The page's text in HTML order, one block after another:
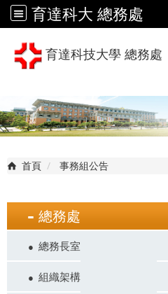
育達科大 總務處
育達科技大學 總務處
首頁 事務組公告
總務處
總務長室
組織架構